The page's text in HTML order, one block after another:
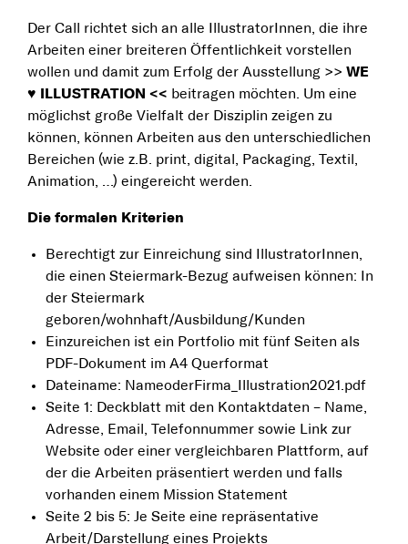
Der Call richtet sich an alle IllustratorInnen, die ihre
Arbeiten einer breiteren Öffentlichkeit vorstellen
wollen und damit zum Erfolg der Ausstellung >> WE
♥
ILLUSTRATION << beitragen möchten. Um eine
möglichst große Vielfalt der Disziplin zeigen zu
können, können Arbeiten aus den unterschiedlichen
Bereichen (wie z.B. print, digital, Packaging, Textil,
Animation, …) eingereicht werden.
Die formalen Kriterien
Berechtigt zur Einreichung sind IllustratorInnen,
die einen Steiermark-Bezug aufweisen können: In
der Steiermark
geboren/wohnhaft/Ausbildung/Kunden
Einzureichen ist ein Portfolio mit fünf Seiten als
PDF-Dokument im A4 Querformat
Dateiname: NameoderFirma_Illustration2021.pdf
Seite 1: Deckblatt mit den Kontaktdaten – Name,
Adresse, Email, Telefonnummer sowie Link zur
Website oder einer vergleichbaren Plattform, auf
der die Arbeiten präsentiert werden und falls
vorhanden einem Mission Statement
Seite 2 bis 5: Je Seite eine repräsentative
Arbeit/Darstellung eines Projekts